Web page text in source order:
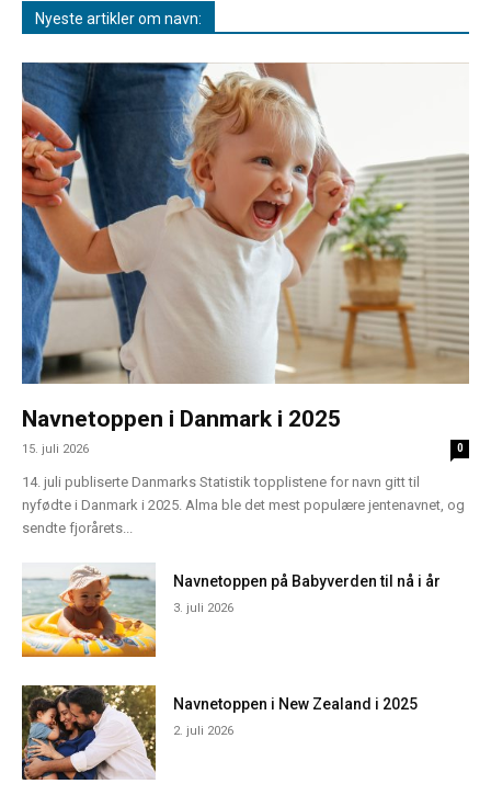
Nyeste artikler om navn:
Navnetoppen i Danmark i 2025
15. juli 2026 0
14. juli publiserte Danmarks Statistik topplistene for navn gitt til
nyfødte i Danmark i 2025. Alma ble det mest populære jentenavnet, og
sendte fjorårets...
Navnetoppen på Babyverden til nå i år
3. juli 2026
Navnetoppen i New Zealand i 2025
2. juli 2026